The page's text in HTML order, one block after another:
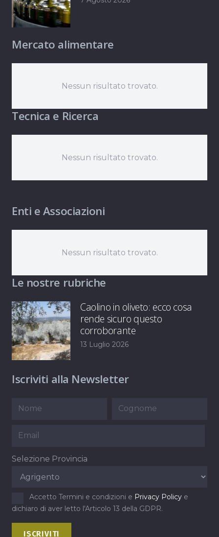
Mercato alimentare
Nessun risultato trovato.
Tecnica e Ricerca
Nessun risultato trovato.
Enti e Associazioni
Nessun risultato trovato.
Le nostre rubriche
Caolino in oliveto: ecco cosa
rende sicuro questo
corroborante
13 Luglio 2026
Iscriviti alla Newsletter
Selezione Provincia
Accetto Termini e condizioni e Privacy Policy e
dichiaro di aver letto l'Articolo 13 della GDPR.